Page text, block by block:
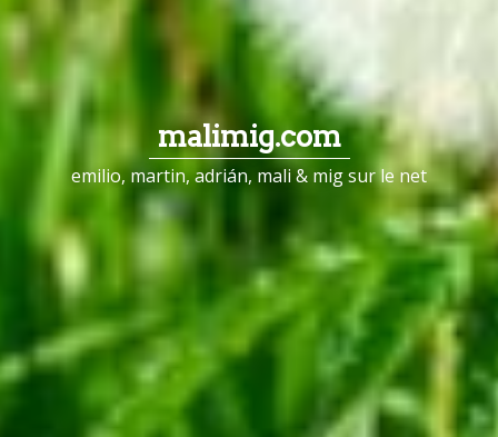
malimig.com
emilio, martin, adrián, mali & mig sur le net